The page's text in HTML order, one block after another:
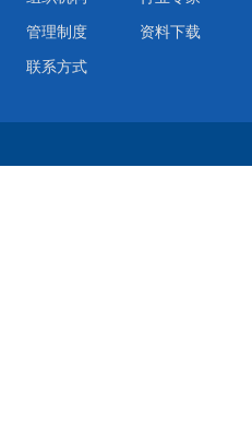
管理制度
联系方式
资料下载